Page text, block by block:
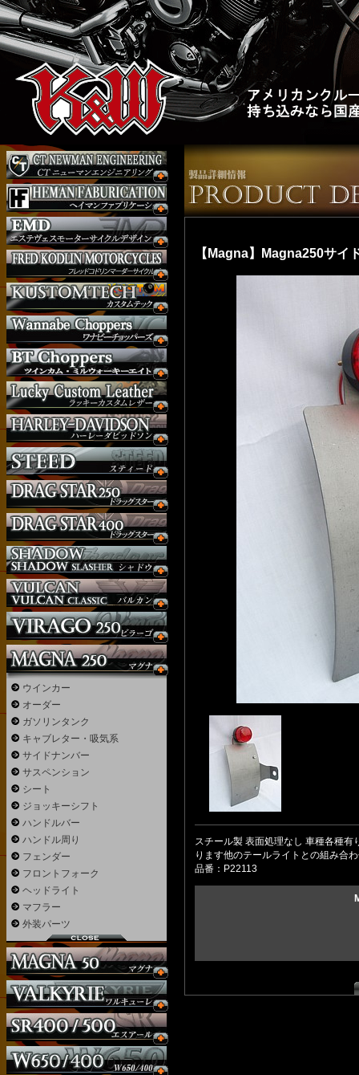
【Magna】Magna250サイ
スチール製 表面処理なし 車種各種
ります他のテールライトとの組み合
品番：P22113
ウインカー
オーダー
ガソリンタンク
キャブレター・吸気系
サイドナンバー
サスペンション
シート
ジョッキーシフト
ハンドルバー
ハンドル周り
フェンダー
フロントフォーク
ヘッドライト
マフラー
外装パーツ